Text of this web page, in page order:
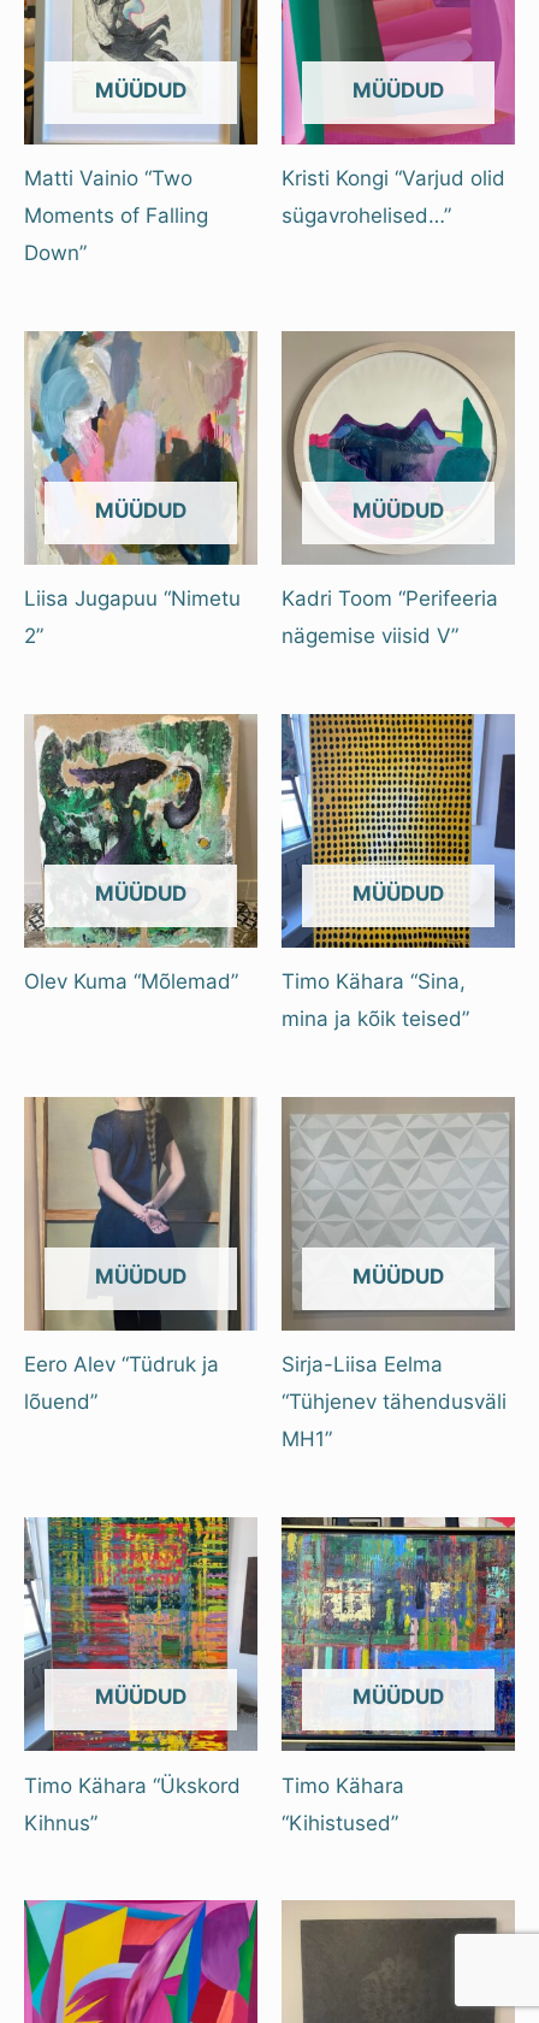
OUT OF STOCK
Matti Vainio “Two
Moments of Falling
Down”
OUT OF STOCK
Kristi Kongi “Varjud olid
sügavrohelised…”
OUT OF STOCK
Liisa Jugapuu “Nimetu
2”
OUT OF STOCK
Kadri Toom “Perifeeria
nägemise viisid V”
OUT OF STOCK
Olev Kuma “Mõlemad”
OUT OF STOCK
Timo Kähara “Sina,
mina ja kõik teised”
OUT OF STOCK
Eero Alev “Tüdruk ja
lõuend”
OUT OF STOCK
Sirja-Liisa Eelma
“Tühjenev tähendusväli
MH1”
OUT OF STOCK
Timo Kähara “Ükskord
Kihnus”
OUT OF STOCK
Timo Kähara
“Kihistused”